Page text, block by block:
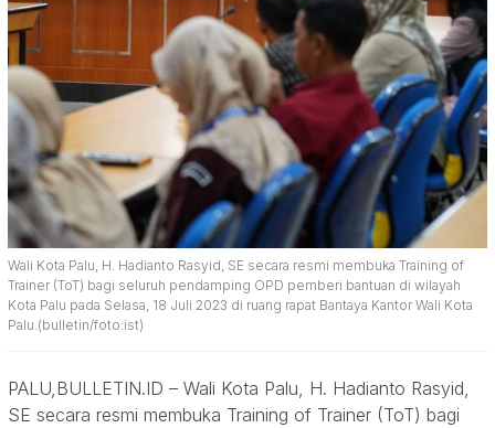
Wali Kota Palu, H. Hadianto Rasyid, SE secara resmi membuka Training of
Trainer (ToT) bagi seluruh pendamping OPD pemberi bantuan di wilayah
Kota Palu pada Selasa, 18 Juli 2023 di ruang rapat Bantaya Kantor Wali Kota
Palu.(bulletin/foto:ist)
PALU,BULLETIN.ID – Wali Kota Palu, H. Hadianto Rasyid,
SE secara resmi membuka Training of Trainer (ToT) bagi